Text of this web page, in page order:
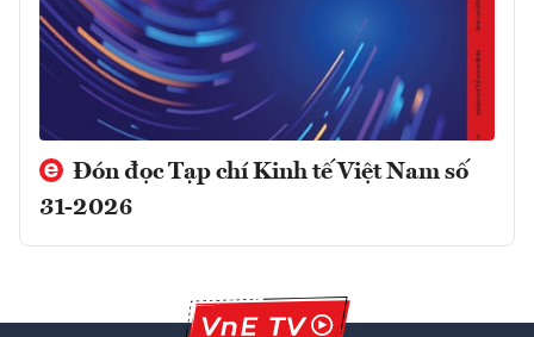
Đón đọc Tạp chí Kinh tế Việt Nam số
31-2026